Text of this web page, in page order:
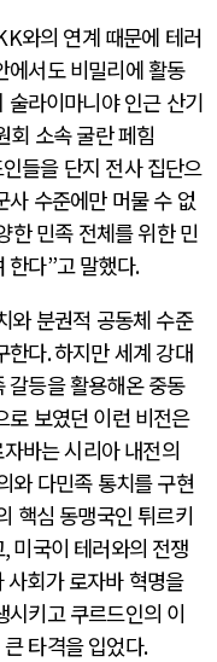
와의 연계 때문에 테러
에서도 비밀리에 활동
술라이마니야 인근 산기
회 소속 굴란 페힘
들을 단지 전사 집단으
사 수준에만 머물 수 없
한 민족 전체를 위한 민
한다”고 말했다.
와 분권적 공동체 수준
한다.하지만 세계 강대
갈등을 활용해온 중동
로 보였던 이런 비전은
바는 시리아 내전의
와 다민족 통치를 구현
핵심 동맹국인 튀르키
,미국이 테러와의 전쟁
사회가 로자바 혁명을
시키고 쿠르드인의 이
타격을 입었다.